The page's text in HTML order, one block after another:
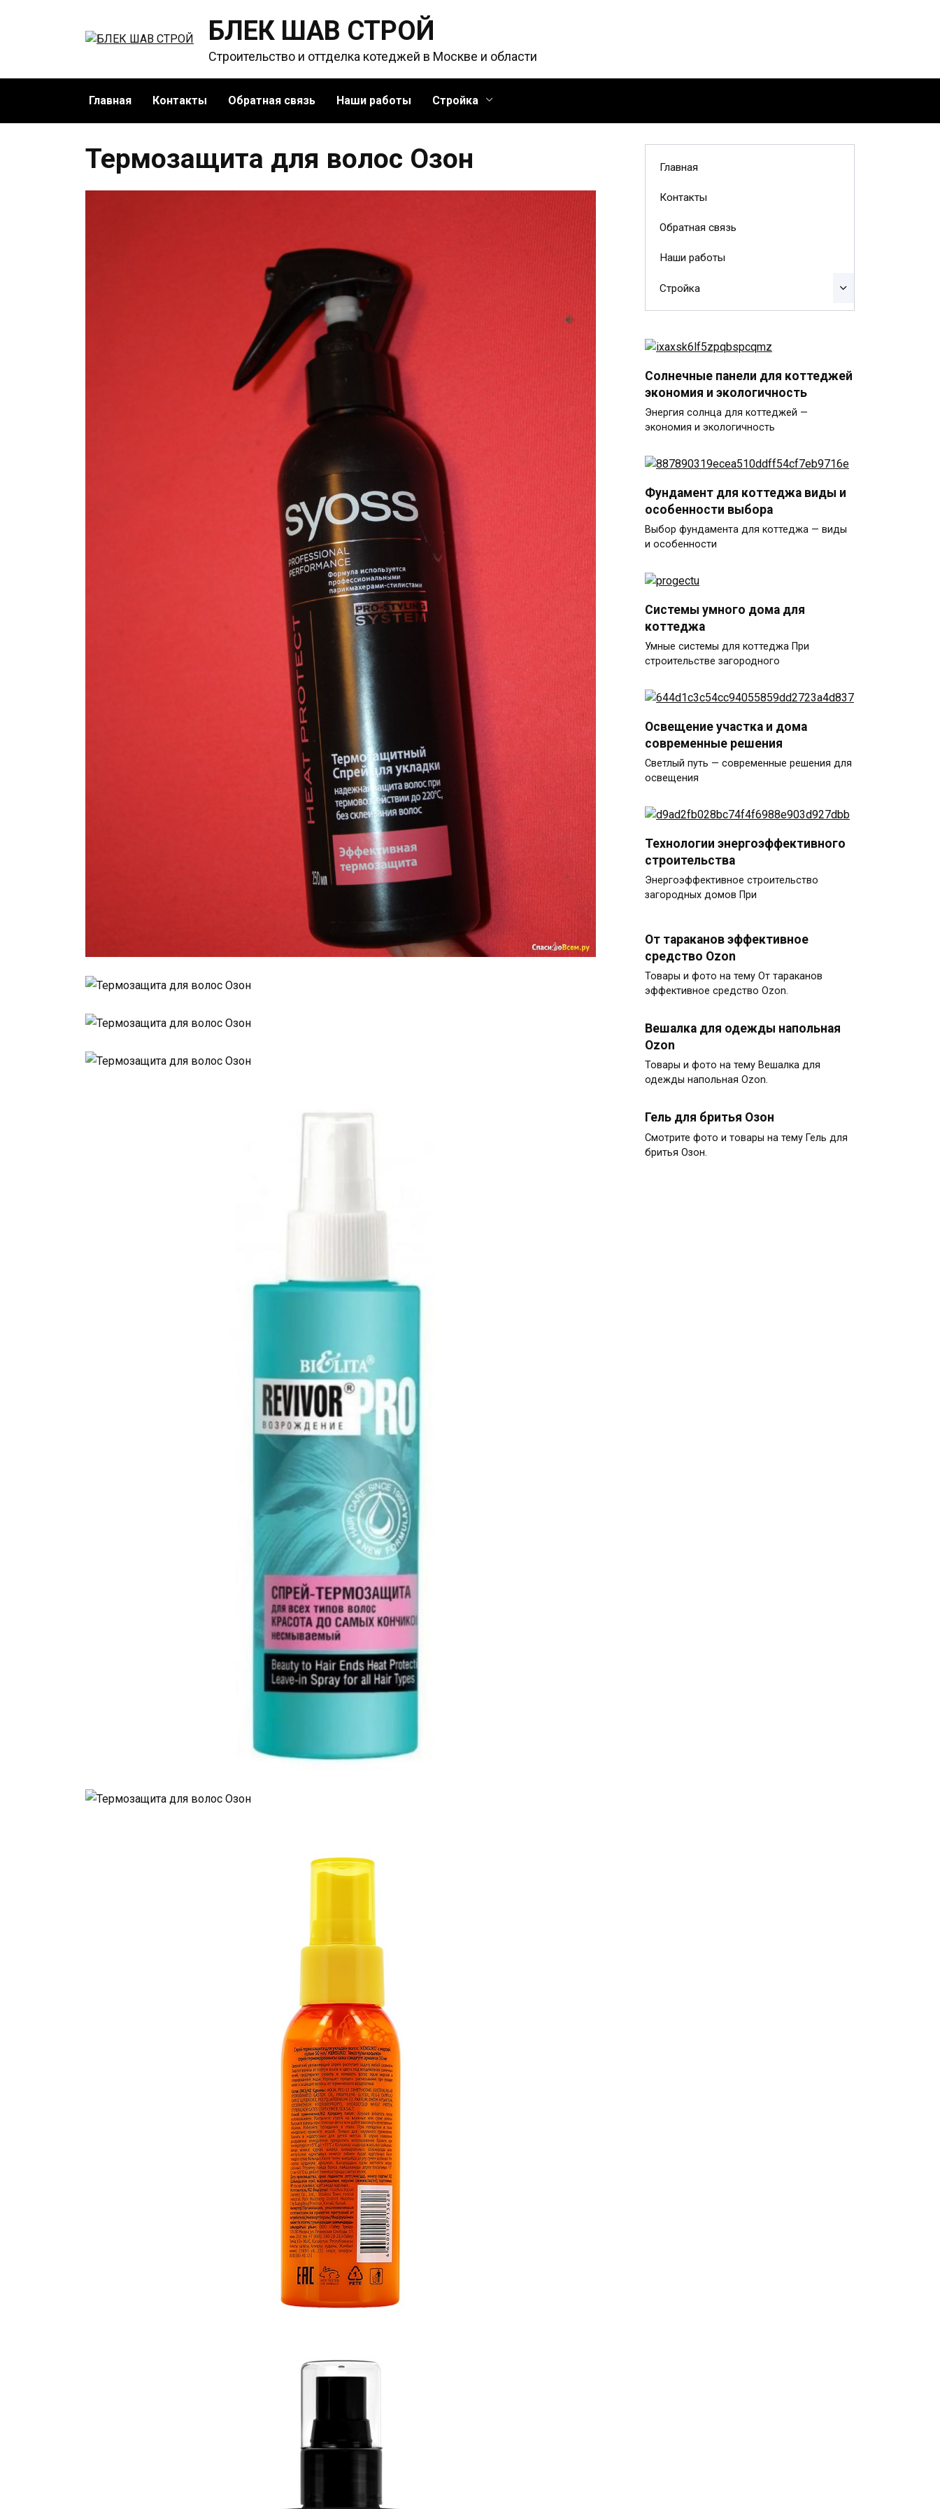
БЛЕК ШАВ СТРОЙ
Строительство и оттделка котеджей в Москве и области
Главная Контакты Обратная связь Наши работы Стройка
Термозащита для волос Озон Главная
Контакты
Обратная связь
Наши работы
Стройка
Солнечные панели для коттеджей
экономия и экологичность
Энергия солнца для коттеджей —
экономия и экологичность
Фундамент для коттеджа виды и
особенности выбора
Выбор фундамента для коттеджа — виды
и особенности
Системы умного дома для
коттеджа
Умные системы для коттеджа При
строительстве загородного
Освещение участка и дома
современные решения
Светлый путь — современные решения для
освещения
Технологии энергоэффективного
строительства
Энергоэффективное строительство
загородных домов При
От тараканов эффективное
средство Ozon
Товары и фото на тему От тараканов
эффективное средство Ozon.
Вешалка для одежды напольная
Ozon
Товары и фото на тему Вешалка для
одежды напольная Ozon.
Гель для бритья Озон
Смотрите фото и товары на тему Гель для
бритья Озон.